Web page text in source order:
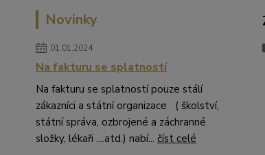
Novinky
01.01.2024
Na fakturu se splatností
Na fakturu se splatností pouze stálí
zákazníci a státní organizace ( školství,
státní správa, ozbrojené a záchranné
složky, lékaři ....atd.) nabí... číst celé